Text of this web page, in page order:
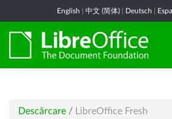
English 中文 (简体) Deutsch
Descărcare / LibreOffice Fresh